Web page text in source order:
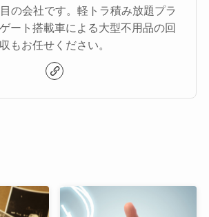
の会社です。軽トラ積み放題プラ
ート搭載車による大型不用品の回
収もお任せください。